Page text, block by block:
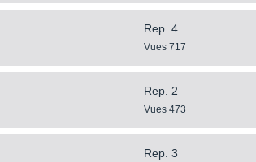
Rep. 4
Vues 717
Rep. 2
Vues 473
Rep. 3